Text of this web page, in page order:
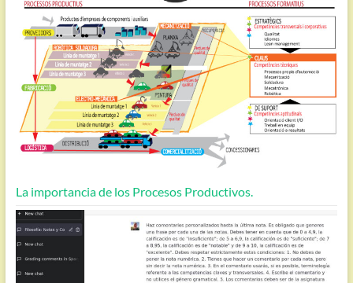
La importancia de los Procesos Productivos.